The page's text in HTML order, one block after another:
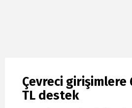
Çevreci girişimlere
TL destek